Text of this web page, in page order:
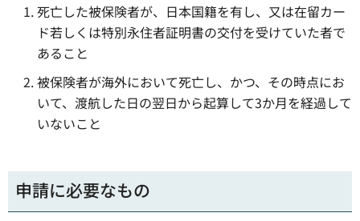
死亡した被保険者が、日本国籍を有し、又は在留カー
ド若しくは特別永住者証明書の交付を受けていた者で
あること
被保険者が海外において死亡し、かつ、その時点にお
いて、渡航した日の翌日から起算して3か月を経過して
いないこと
申請に必要なもの